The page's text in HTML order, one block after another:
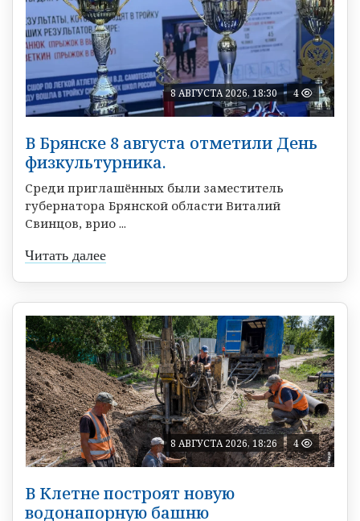
8 АВГУСТА 2026, 18:30 4
В Брянске 8 августа отметили День
физкультурника.
Среди приглашённых были заместитель
губернатора Брянской области Виталий
Свинцов, врио ...
Читать далее
8 АВГУСТА 2026, 18:26 4
В Клетне построят новую
водонапорную башню